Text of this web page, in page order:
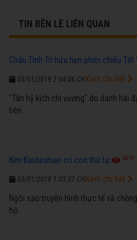
TIN BÊN LỀ LIÊN QUAN
Châu Tinh Trì hứa hẹn phim chiếu
03/01/2019 2:04:06 CH
"Tân hỷ kịch chi vương" do danh hài
tiên.
Xem chi tiết
Kim Kardashian có con thứ tư 6270
03/01/2019 1:03:37 CH
Ngôi sao truyền hình thực tế và
hộ.
Xem chi tiết